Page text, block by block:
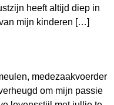
heeft altijd diep in
mijn kinderen […]
medezaakvoerder
om mijn passie